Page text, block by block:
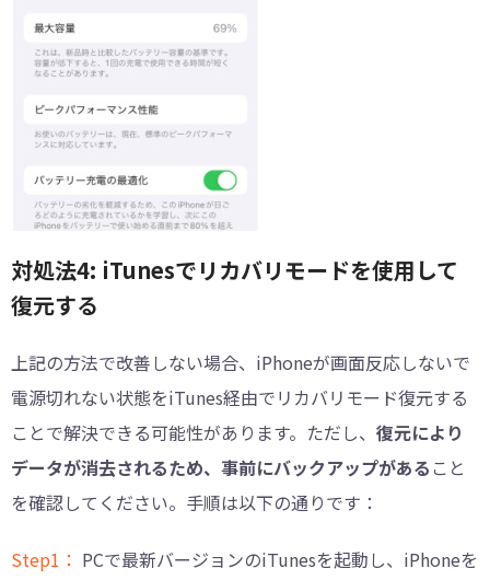
対処法4: iTunesでリカバリモードを使用して
復元する
上記の方法で改善しない場合、iPhoneが画面反応しないで
電源切れない状態をiTunes経由でリカバリモード復元する
ことで解決できる可能性があります。ただし、 復元により
データが消去されるため、事前にバックアップがある こと
を確認してください。手順は以下の通りです：
Step1： PCで最新バージョンのiTunesを起動し、iPhoneを